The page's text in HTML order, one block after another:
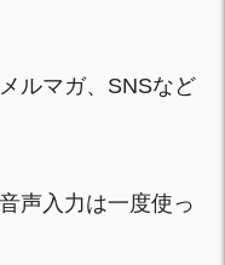
ルマガ、SNSなど
声入力は一度使っ